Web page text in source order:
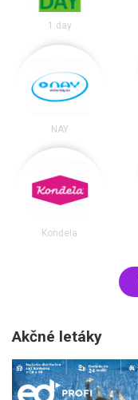
1.day
NAY
Kondela
Akčné letáky